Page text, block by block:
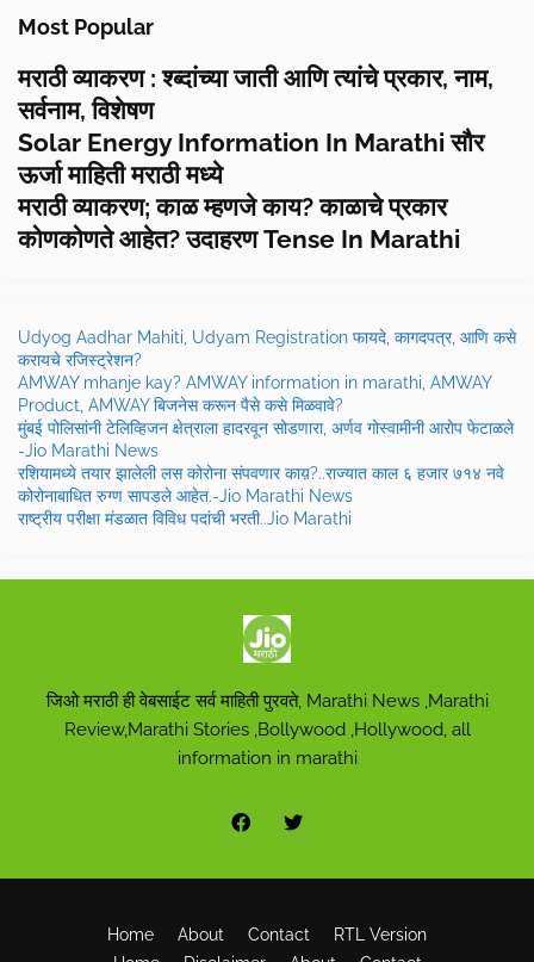
Most Popular
मराठी व्याकरण : श्ब्दांच्या जाती आणि त्यांचे प्रकार, नाम,
सर्वनाम, विशेषण
Solar Energy Information In Marathi सौर
ऊर्जा माहिती मराठी मध्ये
मराठी व्याकरण; काळ म्हणजे काय? काळाचे प्रकार
कोणकोणते आहेत? उदाहरण Tense In Marathi
Udyog Aadhar Mahiti, Udyam Registration फायदे, कागदपत्र, आणि कसे
करायचे रजिस्ट्रेशन?
AMWAY mhanje kay? AMWAY information in marathi, AMWAY
Product, AMWAY बिजनेस करून पैसे कसे मिळवावे?
मुंबई पोलिसांनी टेलिव्हिजन क्षेत्राला हादरवून सोडणारा, अर्णव गोस्वामीनी आरोप फेटाळले
-Jio Marathi News
रशियामध्ये तयार झालेली लस कोरोना संपवणार काय़?..राज्यात काल ६ हजार ७१४ नवे
कोरोनाबाधित रुग्ण सापडले आहेत.-Jio Marathi News
राष्ट्रीय परीक्षा मंडळात विविध पदांची भरती..Jio Marathi
जिओ मराठी ही वेबसाईट सर्व माहिती पुरवते, Marathi News ,Marathi
Review,Marathi Stories ,Bollywood ,Hollywood, all
information in marathi
Home About Contact
RTL Version